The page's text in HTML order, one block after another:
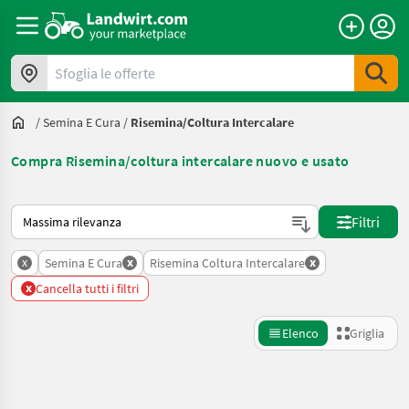
Sfoglia le offerte
/Semina E Cura / Risemina/coltura Intercalare
Compra Risemina/coltura intercalare nuovo e usato
Ecco come viene ordinato su Landwirt.com
Filtri
x Semina E Cura x Risemina Coltura Intercalare x
x Cancella tutti i filtri
Elenco Griglia